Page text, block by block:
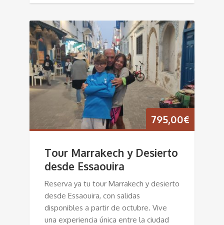
795,00€
Tour Marrakech y Desierto
desde Essaouira
Reserva ya tu tour Marrakech y desierto
desde Essaouira, con salidas
disponibles a partir de octubre. Vive
una experiencia única entre la ciudad